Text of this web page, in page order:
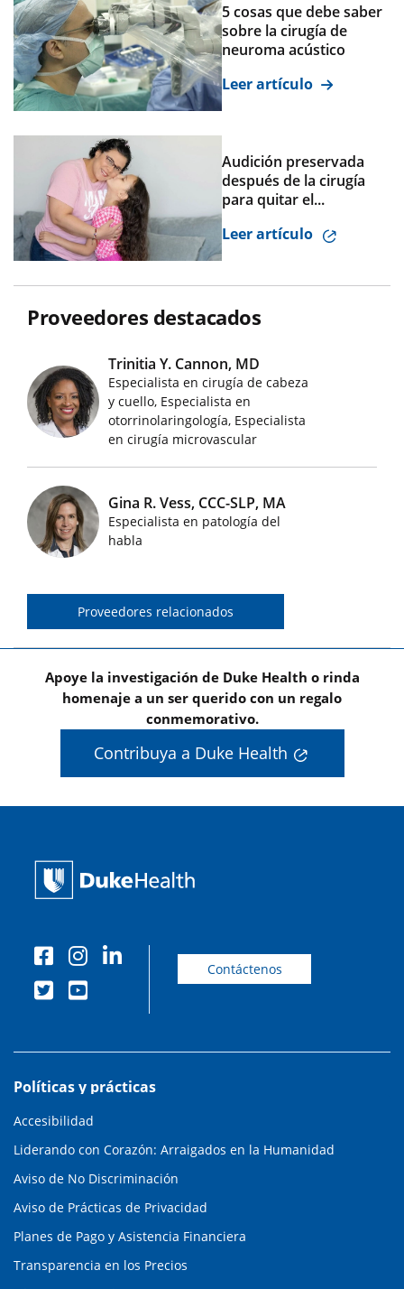
5 cosas que debe saber
sobre la cirugía de
neuroma acústico
Leer artículo
Audición preservada
después de la cirugía
para quitar el...
Leer artículo
Proveedores destacados
Imágenes de médicos destacados
Trinitia Y. Cannon, MD
Especialista en cirugía de cabeza
y cuello, Especialista en
otorrinolaringología, Especialista
en cirugía microvascular
Imágenes de médicos destacados
Gina R. Vess, CCC-SLP, MA
Especialista en patología del
habla
Proveedores relacionados
Apoye la investigación de Duke Health o rinda
homenaje a un ser querido con un regalo
conmemorativo.
Contribuya a Duke Health
Contáctenos
Políticas y prácticas
Accesibilidad
Liderando con Corazón: Arraigados en la Humanidad
Aviso de No Discriminación
Aviso de Prácticas de Privacidad
Planes de Pago y Asistencia Financiera
Transparencia en los Precios